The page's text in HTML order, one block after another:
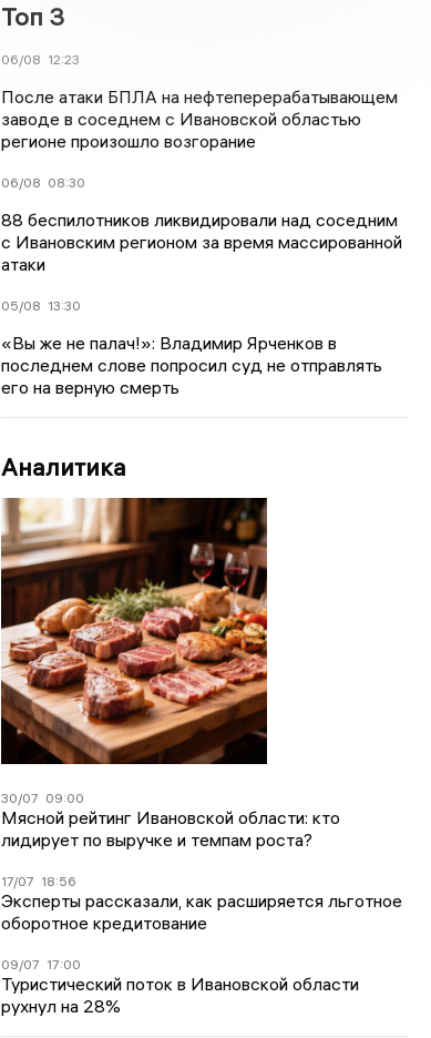
Топ 3
06/08 12:23
После атаки БПЛА на нефтеперерабатывающем
заводе в соседнем с Ивановской областью
регионе произошло возгорание
06/08 08:30
88 беспилотников ликвидировали над соседним
с Ивановским регионом за время массированной
атаки
05/08 13:30
«Вы же не палач!»: Владимир Ярченков в
последнем слове попросил суд не отправлять
его на верную смерть
Аналитика
30/07 09:00
Мясной рейтинг Ивановской области: кто
лидирует по выручке и темпам роста?
17/07 18:56
Эксперты рассказали, как расширяется льготное
оборотное кредитование
09/07 17:00
Туристический поток в Ивановской области
рухнул на 28%